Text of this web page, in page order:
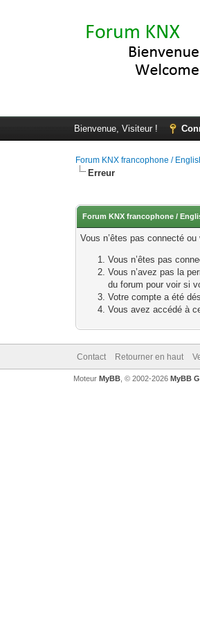
Bienvenue, Visiteur !
Forum KNX francophone /
Erreur
Forum KNX francophone /
Vous n’êtes pas connecté
Vous n’êtes pas
Vous n’avez pas la
du forum pour voir si
Votre compte a été
Vous avez accédé à
Contact Retourner en haut
Moteur MyBB, © 2002-2026 MyBB